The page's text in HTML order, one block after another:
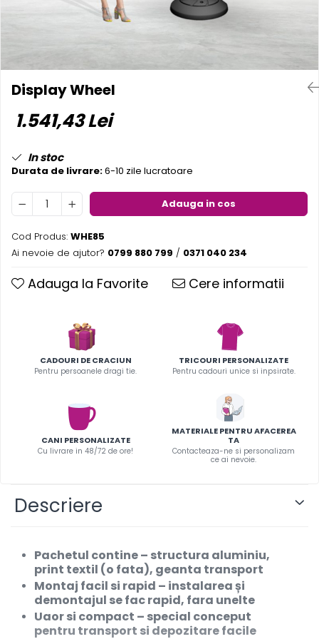
Totem-uri
Green Screen
Lightbox
Accesorii
Deskuri
Pereti
Mobilier portabil
Accesorii
Mese
Scaune
Accesorii
Standuri expozitionale
Standuri Medii
Standuri Mici
Standuri XL
Display Wheel
1.541,43 Lei
In stoc
Durata de livrare:6-10 zile lucratoare
Adauga in cos
Cod Produs: WHE85
Ai nevoie de ajutor? 0799 880 799 / 0371 040 234
Adauga la Favorite Cere informatii
CADOURI DE CRACIUN
Pentru persoanele dragi tie.
TRICOURI PERSONALIZATE
Pentru cadouri unice si inpsirate.
CANI PERSONALIZATE
Cu livrare in 48/72 de ore!
MATERIALE PENTRU AFACEREA
TA
Contacteaza-ne si personalizam
ce ai nevoie.
Descriere
Pachetul contine– structura aluminiu,
print textil (o fata), geanta transport
Montaj facil si rapid – instalarea și
demontajul se fac rapid, fara unelte
Uaor si compact – special conceput
pentru transport si depozitare facile